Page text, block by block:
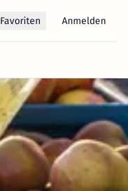
Favoriten Anmelden